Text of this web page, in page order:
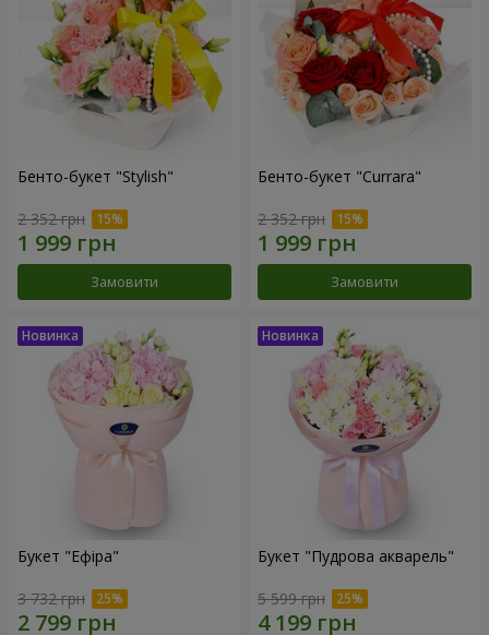
Бенто-букет "Stylish"
2 352 грн
Замовити
Бенто-букет "Currara"
2 352 грн
Замовити
Букет "Ефіра"
3 732 грн
Букет "Пудрова акварель"
5 599 грн